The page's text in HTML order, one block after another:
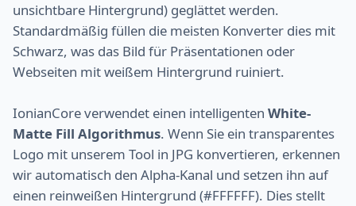
unsichtbare Hintergrund) geglättet werden.
Standardmäßig füllen die meisten Konverter dies mit
Schwarz, was das Bild für Präsentationen oder
Webseiten mit weißem Hintergrund ruiniert.
IonianCore verwendet einen intelligenten White-
Matte Fill Algorithmus. Wenn Sie ein transparentes
Logo mit unserem Tool in JPG konvertieren, erkennen
wir automatisch den Alpha-Kanal und setzen ihn auf
einen reinweißen Hintergrund (#FFFFFF). Dies stellt